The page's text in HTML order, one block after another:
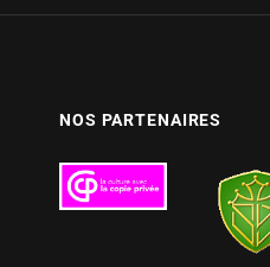
NOS PARTENAIRES